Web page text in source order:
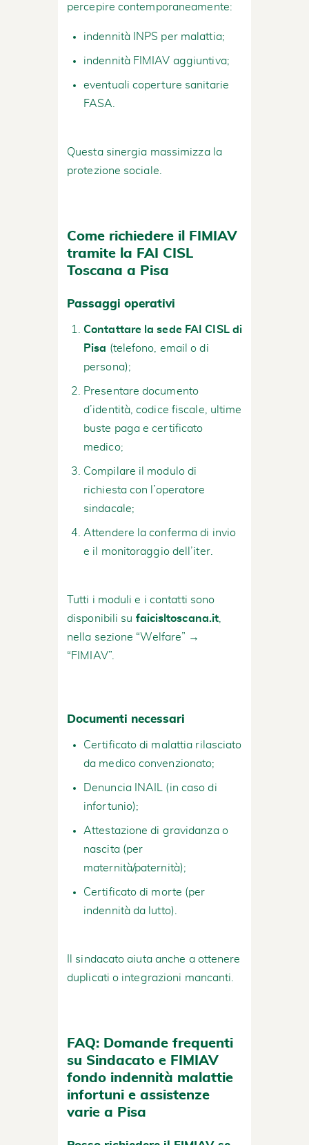
percepire contemporaneamente:
indennità INPS per malattia;
indennità FIMIAV aggiuntiva;
eventuali coperture sanitarie
FASA.
Questa sinergia massimizza la
protezione sociale.
Come richiedere il FIMIAV
tramite la FAI CISL
Toscana a Pisa
Passaggi operativi
Contattare la sede FAI CISL di
Pisa (telefono, email o di
persona);
Presentare documento
d’identità, codice fiscale, ultime
buste paga e certificato
medico;
Compilare il modulo di
richiesta con l’operatore
sindacale;
Attendere la conferma di invio
e il monitoraggio dell’iter.
Tutti i moduli e i contatti sono
disponibili su faicisltoscana.it
nella sezione “Welfare” →
“FIMIAV”.
Documenti necessari
Certificato di malattia rilasciato
da medico convenzionato;
Denuncia INAIL (in caso di
infortunio);
Attestazione di gravidanza o
nascita (per
maternità/paternità);
Certificato di morte (per
indennità da lutto).
Il sindacato aiuta anche a ottenere
duplicati o integrazioni mancanti.
FAQ: Domande frequenti
su Sindacato e FIMIAV
fondo indennità malattie
infortuni e assistenze
varie a Pisa